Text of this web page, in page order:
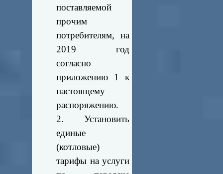
поставляемой
прочим
потребителям, на
2019 год
согласно
приложению 1 к
настоящему
распоряжению.
2. Установить
единые
(котловые)
тарифы на услуги